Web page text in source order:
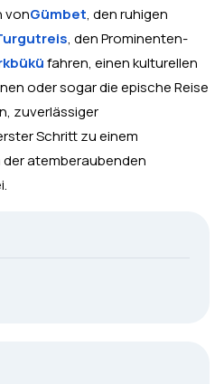
vonGümbet, den ruhigen
, den Prominenten-
fahren, einen kulturellen
oder sogar die epische Reise
zuverlässiger
Schritt zu einem
atemberaubenden